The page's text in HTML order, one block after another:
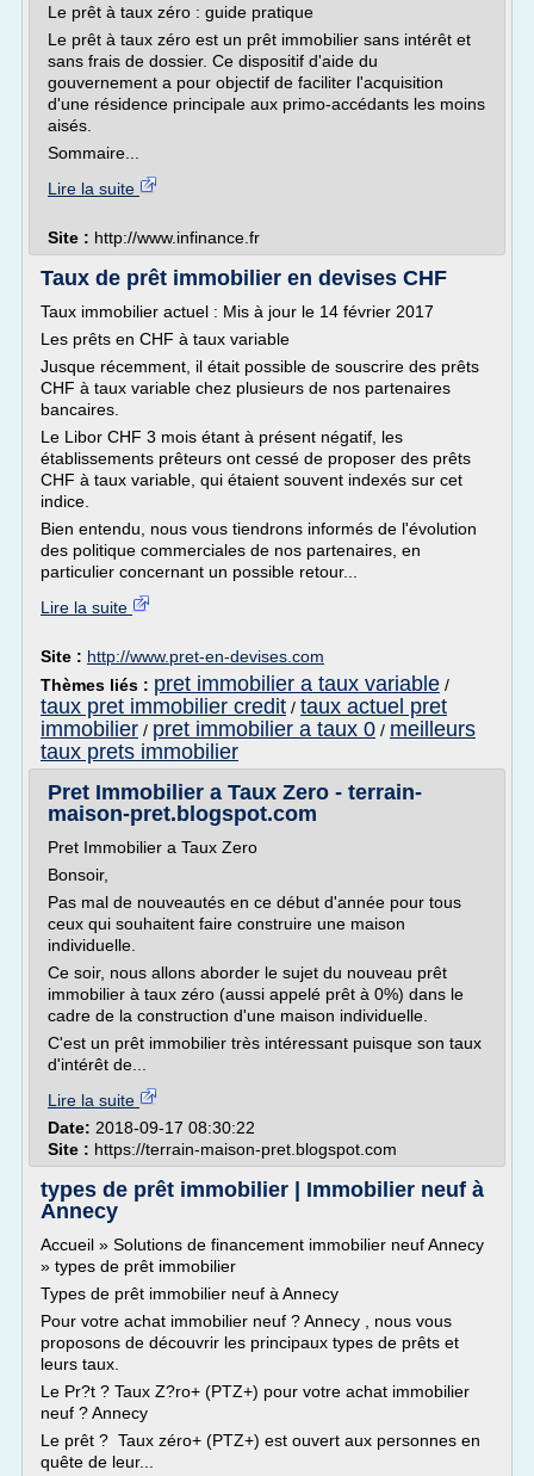
Le prêt à taux zéro : guide pratique
Le prêt à taux zéro est un prêt immobilier sans intérêt et
sans frais de dossier. Ce dispositif d'aide du
gouvernement a pour objectif de faciliter l'acquisition
d'une résidence principale aux primo-accédants les moins
aisés.
Sommaire...
Lire la suite
Site : http://www.infinance.fr
Taux de prêt immobilier en devises CHF
Taux immobilier actuel : Mis à jour le 14 février 2017
Les prêts en CHF à taux variable
Jusque récemment, il était possible de souscrire des prêts
CHF à taux variable chez plusieurs de nos partenaires
bancaires.
Le Libor CHF 3 mois étant à présent négatif, les
établissements prêteurs ont cessé de proposer des prêts
CHF à taux variable, qui étaient souvent indexés sur cet
indice.
Bien entendu, nous vous tiendrons informés de l'évolution
des politique commerciales de nos partenaires, en
particulier concernant un possible retour...
Lire la suite
Site : http://www.pret-en-devises.com
Thèmes liés : pret immobilier a taux variable /
taux pret immobilier credit / taux actuel pret
immobilier / pret immobilier a taux 0 / meilleurs
taux prets immobilier
Pret Immobilier a Taux Zero - terrain-
maison-pret.blogspot.com
Pret Immobilier a Taux Zero
Bonsoir,
Pas mal de nouveautés en ce début d'année pour tous
ceux qui souhaitent faire construire une maison
individuelle.
Ce soir, nous allons aborder le sujet du nouveau prêt
immobilier à taux zéro (aussi appelé prêt à 0%) dans le
cadre de la construction d'une maison individuelle.
C'est un prêt immobilier très intéressant puisque son taux
d'intérêt de...
Lire la suite
Date: 2018-09-17 08:30:22
Site : https://terrain-maison-pret.blogspot.com
types de prêt immobilier | Immobilier neuf à
Annecy
Accueil » Solutions de financement immobilier neuf Annecy
» types de prêt immobilier
Types de prêt immobilier neuf à Annecy
Pour votre achat immobilier neuf ? Annecy , nous vous
proposons de découvrir les principaux types de prêts et
leurs taux.
Le Pr?t ? Taux Z?ro+ (PTZ+) pour votre achat immobilier
neuf ? Annecy
Le prêt ? Taux zéro+ (PTZ+) est ouvert aux personnes en
quête de leur...